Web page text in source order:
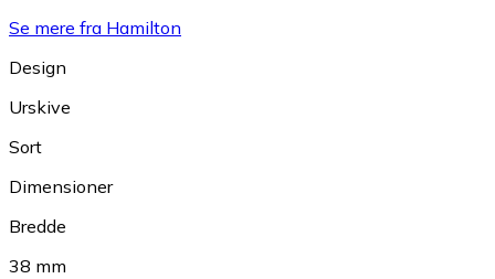
Se mere fra Hamilton
Design
Urskive
Sort
Dimensioner
Bredde
38 mm